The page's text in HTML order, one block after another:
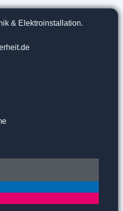
& Elektroinstallation.